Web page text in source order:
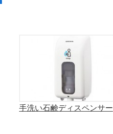
手洗い石鹸ディスペンサー